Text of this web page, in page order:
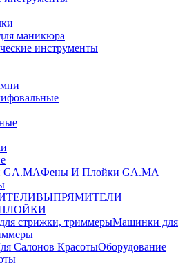
маникюра
инструменты
Фены И Плойки GA.MA
ВЫПРЯМИТЕЛИ
Машинки для
Оборудование